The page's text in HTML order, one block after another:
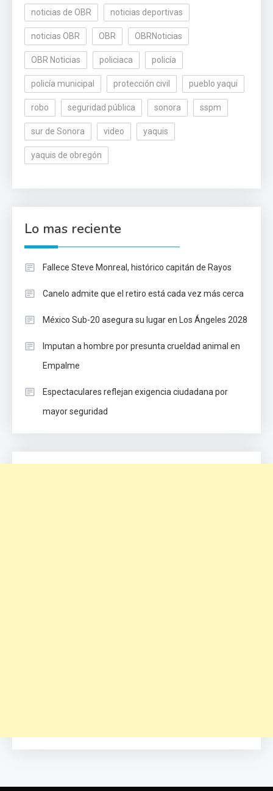
noticias de OBR noticias deportivas
noticias OBR OBR OBRNoticias
OBR Noticias policiaca policía
policía municipal protección civil pueblo yaqui
robo seguridad pública sonora sspm
sur de Sonora video yaquis
yaquis de obregón
Lo mas reciente
Fallece Steve Monreal, histórico capitán de Rayos
Canelo admite que el retiro está cada vez más cerca
México Sub-20 asegura su lugar en Los Ángeles 2028
Imputan a hombre por presunta crueldad animal en
Empalme
Espectaculares reflejan exigencia ciudadana por
mayor seguridad